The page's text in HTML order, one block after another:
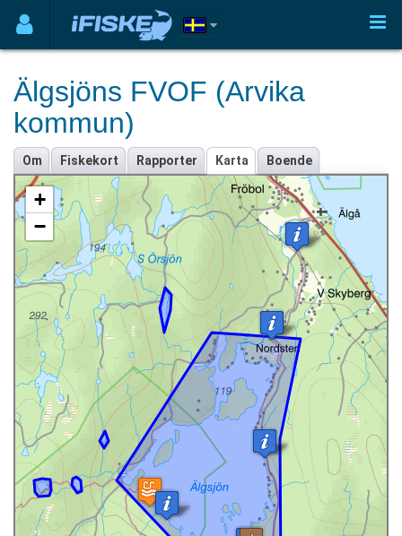
Älgsjöns FVOF (Arvika
kommun)
Om Fiskekort Rapporter Karta Boende
+
−